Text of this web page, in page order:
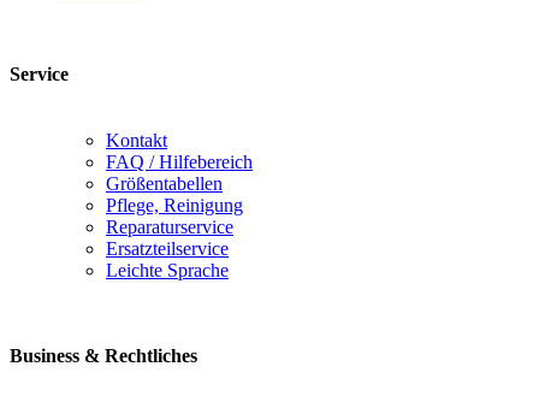
Service
Kontakt
FAQ / Hilfebereich
Größentabellen
Pflege, Reinigung
Reparaturservice
Ersatzteilservice
Leichte Sprache
Business & Rechtliches